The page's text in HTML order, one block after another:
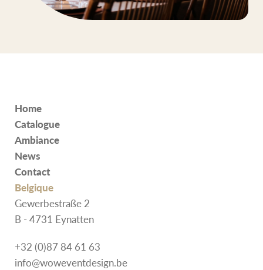
Home
Catalogue
Ambiance
News
Contact
Belgique
Gewerbestraße 2
B - 4731 Eynatten
+32 (0)87 84 61 63
info@woweventdesign.be